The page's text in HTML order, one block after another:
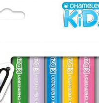
Légumineuses
Librairie – Papeterie
Petit déjeuner
Sans gluten
Sucres